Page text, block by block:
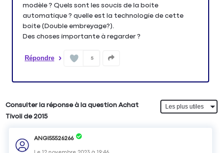
modèle ? Quels sont les soucis de la boite
automatique ? quelle est la technologie de cette
boite (Double embreyage?).
Des choses importante à regarder ?
Répondre 5
Consulter la réponse à la question Achat
Tivoli de 2015
ANGI55526266